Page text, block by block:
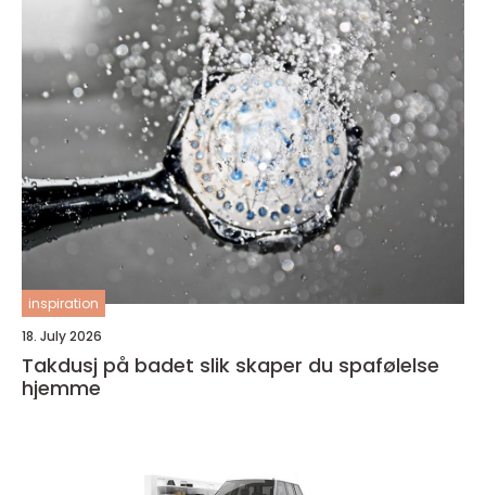
inspiration
18. July 2026
Takdusj på badet slik skaper du spafølelse
hjemme